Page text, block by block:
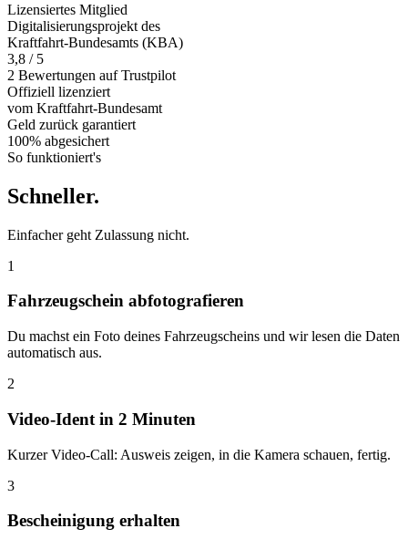
Lizensiertes Mitglied
Digitalisierungsprojekt des
Kraftfahrt-Bundesamts (KBA)
3,8 / 5
2 Bewertungen auf Trustpilot
Offiziell lizenziert
vom Kraftfahrt-Bundesamt
Geld zurück garantiert
100% abgesichert
So funktioniert's
Schneller.
Einfacher geht Zulassung nicht.
1
Fahrzeugschein abfotografieren
Du machst ein Foto deines Fahrzeugscheins und wir lesen die Daten
automatisch aus.
2
Video-Ident in 2 Minuten
Kurzer Video-Call: Ausweis zeigen, in die Kamera schauen, fertig.
3
Bescheinigung erhalten